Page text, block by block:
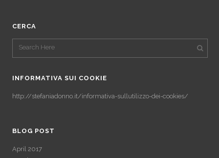
CERCA
INFORMATIVA SUI COOKIE
http://stefaniadonno.it/informativa-sullutilizzo-dei-cookies/
BLOG POST
April 2017